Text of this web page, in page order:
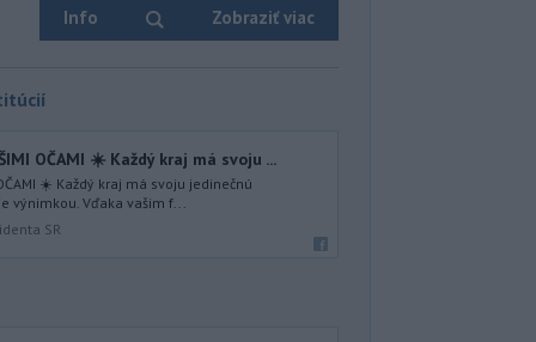
Info Zobraziť viac
OČAMI ☀️ Každý kraj má svoju ...
OČAMI ☀️ Každý kraj má svoju jedinečnú
výnimkou. Vďaka vašim f...
SR